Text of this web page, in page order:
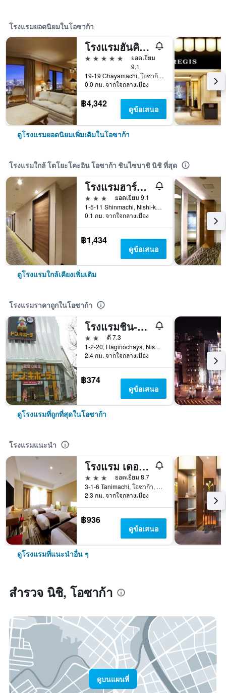
โรงแรมยอดนิยมในโอซาก้า
โรงแรมฮันคิว อินเทอร์เนชันแนล
5 ดาว
ยอดเยี่ยม
9.1
19-19 Chayamachi, โอซาก้า, ญี่ปุ่น
0.0 กม. จากใจกลางเมือง
฿4,342 ดูข้อเสนอ
ดูโรงแรมยอดนิยมเพิ่มเติมในโอซาก้า
โรงแรมใกล้ โตโยะโคะอิน โอซาก้า ชินไซบาชิ นิชิ ที่สุด
โรงแรมฮาร์ทตัน ชินไซบาชิ นางาโฮริโดริ
3 ดาว
ยอดเยี่ยม 9.1
1-5-11 Shinmachi, Nishi-ku, โอซาก้า, ญี่ปุ่น
0.1 กม. จากใจกลางเมือง
฿1,434
ดูข้อเสนอ
ดูโรงแรมใกล้เคียงเพิ่มเติม
โรงแรมราคาถูกในโอซาก้า
โรงแรมชิน-อิมามิยะ
2 ดาว
ดี 7.3
1-2-20, Haginochaya, Nishinari, โอซาก้า, ญี่ปุ่น
2.4 กม. จากใจกลางเมือง
฿374
ดูข้อเสนอ
ดูโรงแรมที่ถูกที่สุดในโอซาก้า
โรงแรมแนะนำ
โรงแรม เดอะ ลูเธอร์รัน
3 ดาว
ยอดเยี่ยม 8.7
3-1-6 Tanimachi, โอซาก้า, ญี่ปุ่น
2.3 กม. จากใจกลางเมือง
฿936
ดูข้อเสนอ
ดูโรงแรมที่แนะนำอื่น ๆ
สำรวจ นิชิ, โอซาก้า
ดูบนแผนที่